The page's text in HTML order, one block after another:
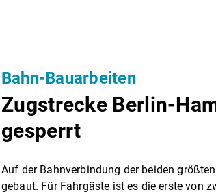
Bahn-Bauarbeiten
Zugstrecke Berlin-
gesperrt
Auf der Bahnverbindung der beiden
gebaut. Für Fahrgäste ist es die erste von